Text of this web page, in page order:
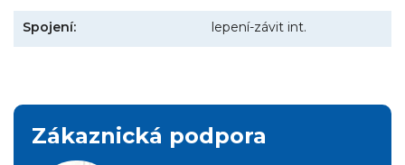
Spojení: lepení-závit int.
Zákaznická podpora